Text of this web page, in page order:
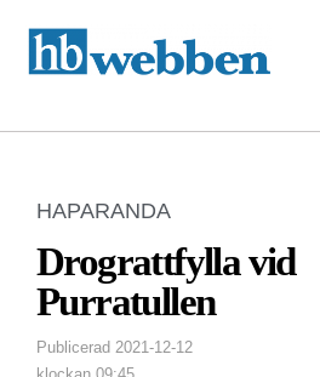
HAPARANDA
Drograttfylla vid
Purratullen
Publicerad 2021-12-12